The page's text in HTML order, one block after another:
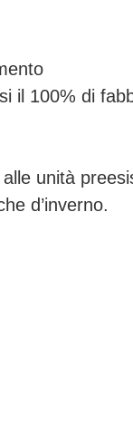
il 100% di
unità
d’inverno.